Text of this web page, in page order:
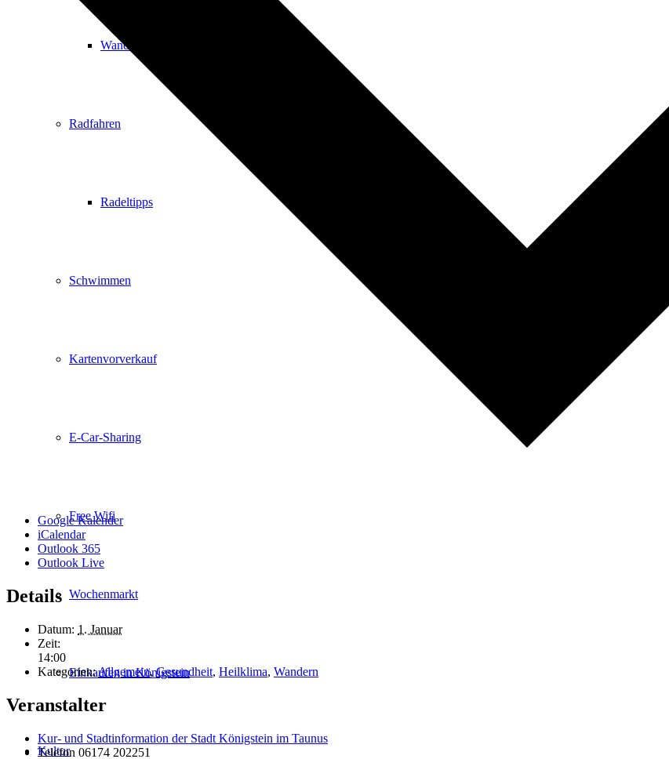
Wandertipps
Radfahren
Radeltipps
Schwimmen
Kartenvorverkauf
E-Car-Sharing
Free Wifi
Wochenmarkt
Einkaufen in Königstein
Kultur
Google Kalender
iCalendar
Outlook 365
Outlook Live
Details
Datum: 1. Januar
Zeit:
14:00
Kategorien:Allgemein,Gesundheit, Heilklima, Wandern
Veranstalter
Kur- und Stadtinformation der Stadt Königstein im Taunus
Telefon 06174 202251